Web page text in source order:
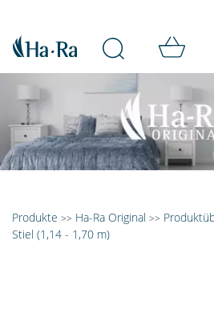
Produkte >> Ha-Ra Original >>
Stiel (1,14 - 1,70 m)